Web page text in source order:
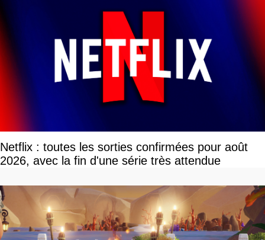
Netflix : toutes les sorties confirmées pour août
2026, avec la fin d'une série très attendue